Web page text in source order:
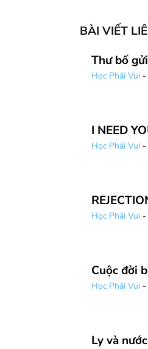
BÀI VIẾT
Thư bố
Học Phải Vui -
I NEED
Học Phải Vui -
Học Phải Vui -
Cuộc đời
Học Phải Vui -
Ly và nước